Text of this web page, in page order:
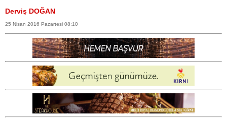
Derviş DOĞAN
25 Nisan 2016 Pazartesi 08:10